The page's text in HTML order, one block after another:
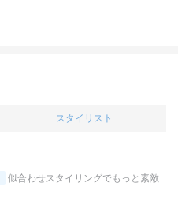
スタイリスト
似合わせスタイリングでもっと素敵